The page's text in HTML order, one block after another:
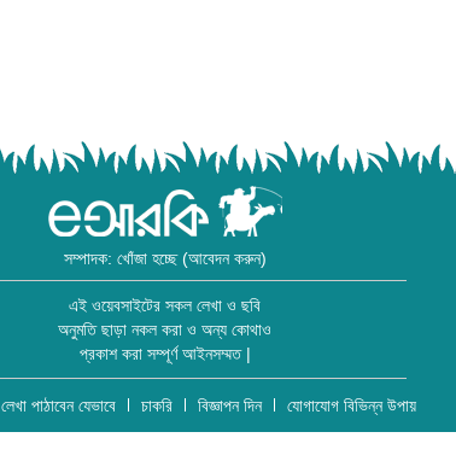
সম্পাদক: খোঁজা হচ্ছে (আবেদন করুন)
এই ওয়েবসাইটের সকল লেখা ও ছবি
অনুমতি ছাড়া নকল করা ও অন্য কোথাও
প্রকাশ করা সম্পূর্ণ আইনসম্মত |
লেখা পাঠাবেন যেভাবে চাকরি বিজ্ঞাপন দিন যোগাযোগ বিভিন্ন উপায়